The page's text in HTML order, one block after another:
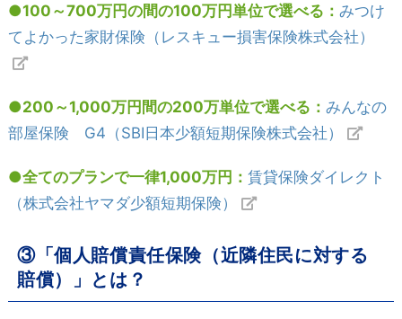
●100～700万円の間の100万円単位で選べる： みつけ
てよかった家財保険（レスキュー損害保険株式会社）
●200～1,000万円間の200万単位で選べる： みんなの
部屋保険 G4（SBI日本少額短期保険株式会社）
●全てのプランで一律1,000万円： 賃貸保険ダイレクト
（株式会社ヤマダ少額短期保険）
③「個人賠償責任保険（近隣住民に対する
賠償）」とは？